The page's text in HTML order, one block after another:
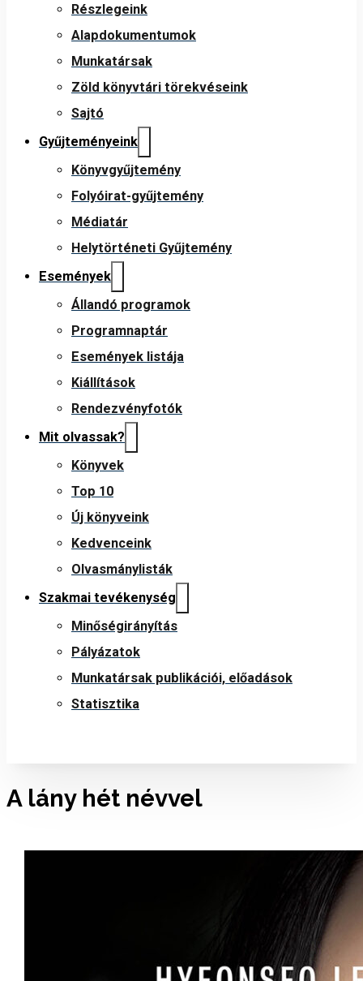
Részlegeink
Alapdokumentumok
Munkatársak
Zöld könyvtári törekvéseink
Sajtó
Gyűjteményeink
Könyvgyűjtemény
Folyóirat-gyűjtemény
Médiatár
Helytörténeti Gyűjtemény
Események
Állandó programok
Programnaptár
Események listája
Kiállítások
Rendezvényfotók
Mit olvassak?
Könyvek
Top 10
Új könyveink
Kedvenceink
Olvasmánylisták
Szakmai tevékenység
Minőségirányítás
Pályázatok
Munkatársak publikációi, előadások
Statisztika
A lány hét névvel